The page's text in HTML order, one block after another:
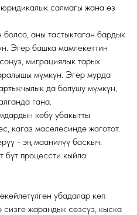
салмагы жана өз
аны тастыктаган бардык
Эгер башка мамлекеттин
миграциялык тарых
мүмкүн. Эгер мурда
да болушу мүмкүн,
гана.
көбү убакытты
кагаз маселесинде жоготот.
- эң маанилүү баскыч.
бүт процессти кыйла
убадалар көп
жарандык сөзсүз, кыска